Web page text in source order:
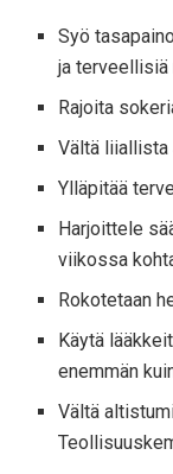
Syö
ja terveellisiä
Rajoita
Vältä liiallista
Ylläpitää
Harjoittele
viikossa
Rokotetaan
Käytä
enemmän
Vältä